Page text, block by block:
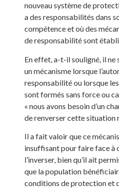
nouveau système de
a des responsabilités dans
compétence et où des
de responsabilité sont
En effet, a-t-il souligné, il
un mécanisme lorsque
responsabilité ou lorsque
sont formés sans force ou
« nous avons besoin d’un
de renverser cette situation
Il a fait valoir que ce
insuffisant pour faire face à
l’inverser, bien qu’il ait
que la population
conditions de protection et